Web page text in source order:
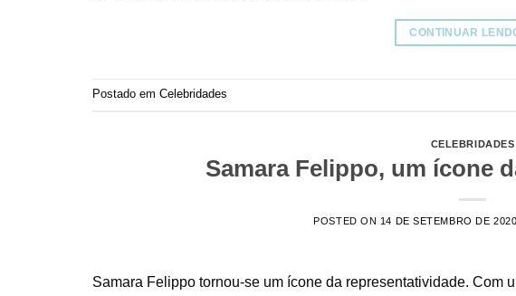
CONTINUAR
Postado em Celebridades
CELEBRIDADES
Samara Felippo, um ícone
POSTED ON 14 DE SETEMBRO DE 2020
Samara Felippo tornou-se um ícone da representatividade. Com